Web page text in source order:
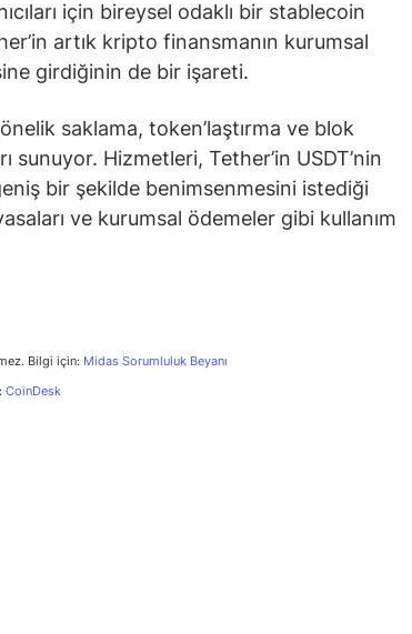
için bireysel odaklı bir stablecoin
artık kripto finansmanın kurumsal
girdiğinin de bir işareti.
saklama, token’laştırma ve blok
sunuyor. Hizmetleri, Tether’in USDT’nin
bir şekilde benimsenmesini istediği
ve kurumsal ödemeler gibi kullanım
Bilgi için: Midas Sorumluluk Beyanı
CoinDesk